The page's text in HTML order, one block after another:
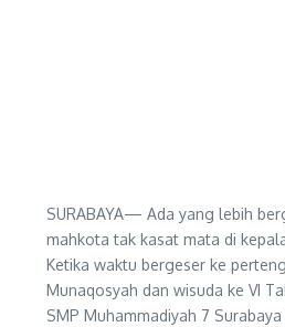
SURABAYA— Ada yang lebih
mahkota tak kasat mata di
Ketika waktu bergeser ke
Munaqosyah dan wisuda ke VI
SMP Muhammadiyah 7